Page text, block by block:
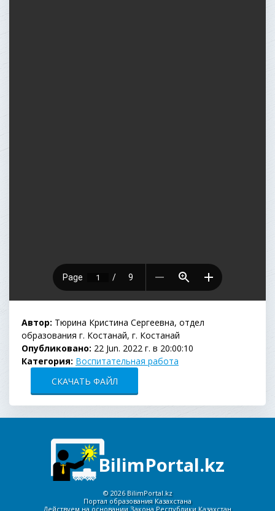
Автор: Тюрина Кристина Сергеевна, отдел
образования г. Костанай, г. Костанай
Опубликовано: 22 Jun. 2022 г. в 20:00:10
Категория: Воспитательная работа
СКАЧАТЬ ФАЙЛ
BilimPortal.kz
©2026 BilimPortal.kz
Портал образования Казахстана
Действуем на основании Закона Республики Казахстан